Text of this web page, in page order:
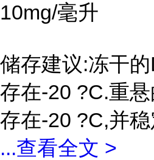
10mg/毫升
储存建议:冻干
存在-20 ?C.重
存在-20 ?C,并稳
...查看全文 >